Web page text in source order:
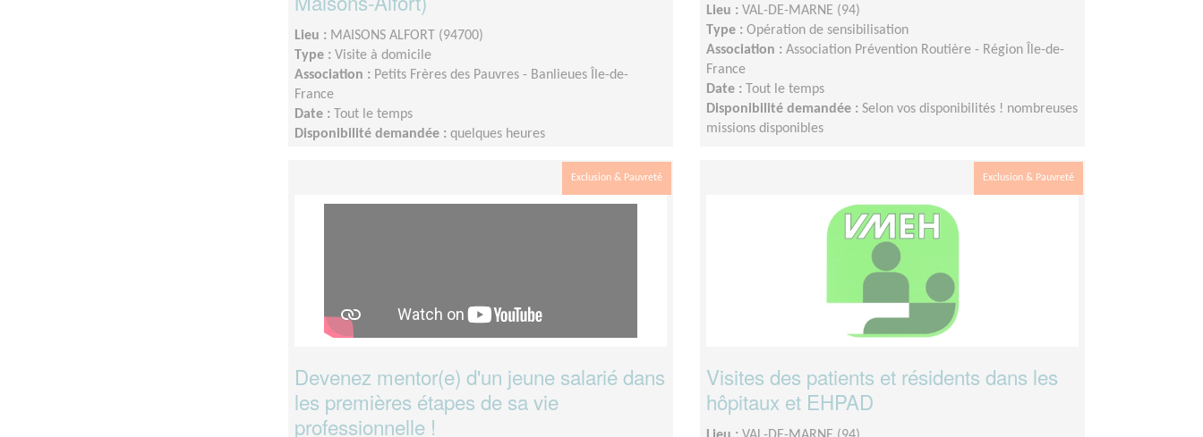
Lieu : MAISONS ALFORT (94700)
Type : Visite à domicile
Association : Petits Frères des Pauvres - Banlieues Île-de-
France
Date :
Tout le temps
Disponibilité demandée : quelques heures
Lieu : VAL-DE-MARNE (94)
Type : Opération de sensibilisation
Association : Association Prévention Routière - Région Île-de-
France
Date :
Tout le temps
Disponibilité demandée : Selon vos disponibilités ! nombreuses
missions disponibles
Exclusion & Pauvreté
Devenez mentor(e) d'un jeune salarié dans
les premières étapes de sa vie
professionnelle !
Exclusion & Pauvreté
Visites des patients et résidents dans les
hôpitaux et EHPAD